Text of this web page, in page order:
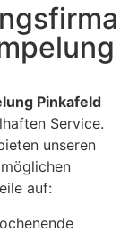
Pinkafeld
Service.
unseren
auf: